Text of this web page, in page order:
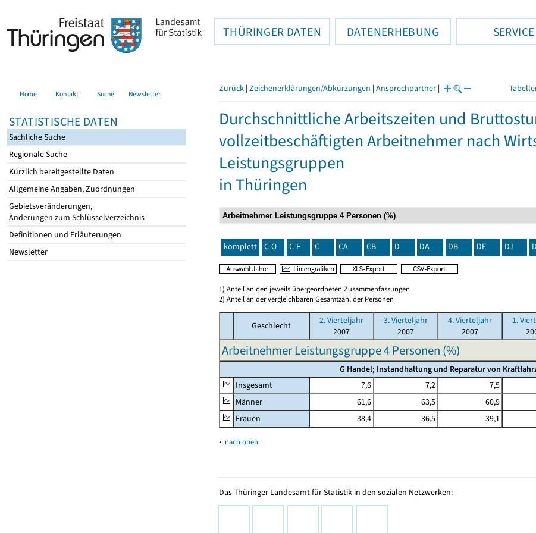
THÜRINGER DATEN DATENERHEBUNG SERVICE
Home Kontakt Suche Newsletter
STATISTISCHE DATEN
Sachliche Suche
Regionale Suche
Kürzlich bereitgestellte Daten
Allgemeine Angaben, Zuordnungen
Gebietsveränderungen,
Änderungen zum Schlüsselverzeichnis
Definitionen und Erläuterungen
Newsletter
Zurück | Zeichenerklärungen/Abkürzungen | Ansprechpartner |
Durchschnittliche Arbeitszeiten und
vollzeitbeschäftigten Arbeitnehmer nach
Leistungsgruppen
in Thüringen
komplett C-O C-F C CA CB D DA DB DE DJ
1) Anteil an den jeweils übergeordneten Zusammenfassungen
2) Anteil an der vergleichbaren Gesamtzahl der Personen
Geschlecht
2. Vierteljahr
2007
3. Vierteljahr
2007
4. Vierteljahr
2007
1.
Arbeitnehmer Leistungsgruppe 4 Personen (%)
G Handel; Instandhaltung und Reparatur von
Insgesamt
7,6 7,2 7,5
Männer
61,6 63,5 60,9
Frauen
38,4 36,5 39,1
▴ nach oben
Das Thüringer Landesamt für Statistik in den sozialen Netzwerken: